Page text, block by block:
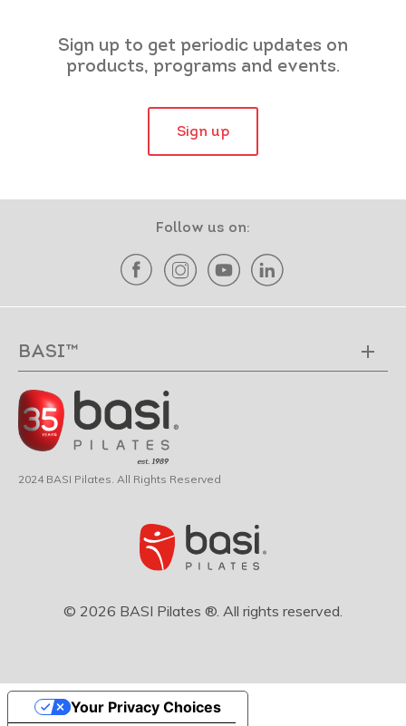
Sign up to get periodic updates on
products, programs and events.
Sign up
Follow us on:
BASI™
2024 BASI Pilates. All Rights Reserved
© 2026 BASI Pilates ®. All rights reserved.
Your Privacy Choices